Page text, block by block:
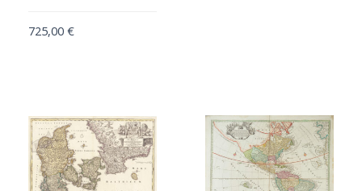
725,00 €